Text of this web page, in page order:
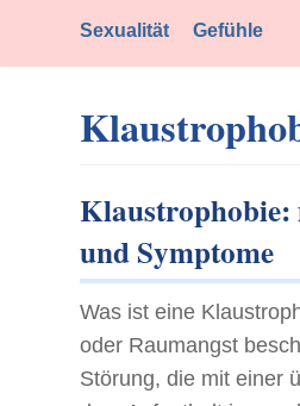
Sexualität Gefühle
Klaustrophobie:
und Symptome
Was ist eine
oder Raumangst
Störung, die mit einer